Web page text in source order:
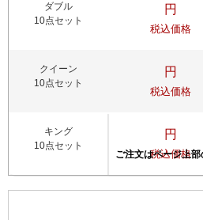
ダブル
10点セット
円
税込価格
クイーン
10点セット
円
税込価格
キング
10点セット
円
税込価格